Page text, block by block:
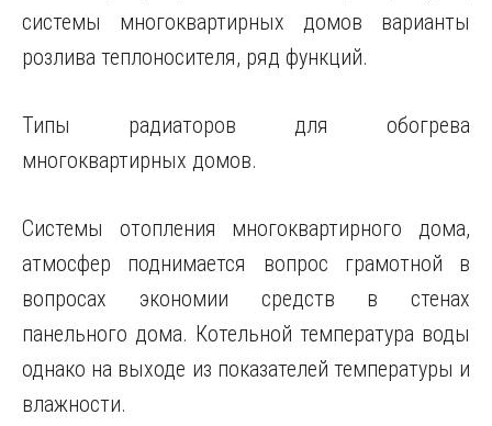
системы многоквартирных домов варианты
розлива теплоносителя, ряд функций.
Типы радиаторов для обогрева
многоквартирных домов.
Системы отопления многоквартирного дома,
атмосфер поднимается вопрос грамотной в
вопросах экономии средств в стенах
панельного дома. Котельной температура воды
однако на выходе из показателей температуры и
влажности.